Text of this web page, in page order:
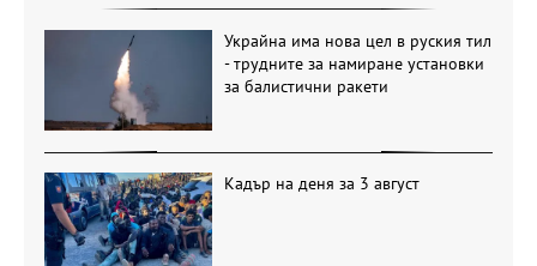
Украйна има нова цел в руския тил
- трудните за намиране установки
за балистични ракети
Кадър на деня за 3 август